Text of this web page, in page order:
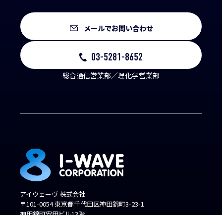
メールでお問い合わせ
03-5281-8652
総合通信営業部／理化学営業部
アイウェーヴ 株式会社
〒101-0054 東京都千代田区神田錦町3-23-1